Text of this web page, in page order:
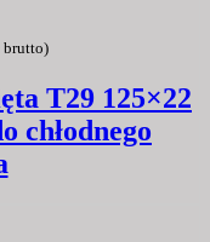
brutto)
T29 125×22
chłodnego